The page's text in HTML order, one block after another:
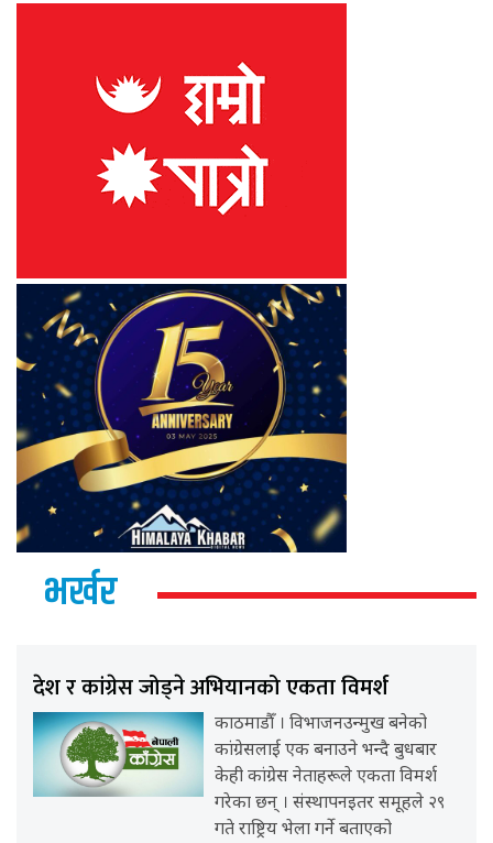
भर्खर
देश र कांग्रेस जोड्ने अभियानको एकता विमर्श
काठमाडौँ । विभाजनउन्मुख बनेको
कांग्रेसलाई एक बनाउने भन्दै बुधबार
केही कांग्रेस नेताहरूले एकता विमर्श
गरेका छन् । संस्थापनइतर समूहले २९
गते राष्ट्रिय भेला गर्ने बताएको